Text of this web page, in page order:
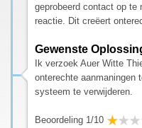
geprobeerd contact op te
reactie. Dit creëert
Gewenste
Ik verzoek Auer Witte
onterechte aanmaningen
systeem te verwijderen.
Beoordeling 1/10